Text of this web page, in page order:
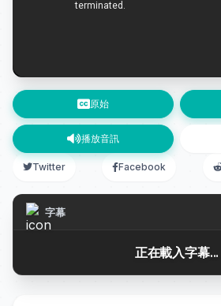
原始
播放音訊
Twitter Facebook
字幕
正在載入字幕...